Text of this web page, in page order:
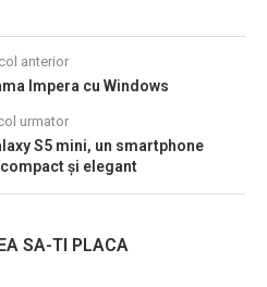
anterior
Impera cu Windows
urmator
S5 mini, un smartphone
și elegant
SA-TI PLACA